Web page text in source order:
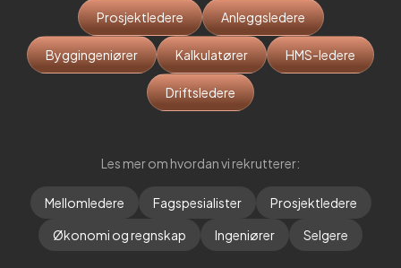
Prosjektledere Anleggsledere
Byggingeniører Kalkulatører HMS-ledere
Driftsledere
Les mer om hvordan vi rekrutterer:
Mellomledere Fagspesialister
Prosjektledere
Økonomi og regnskap
Ingeniører Selgere